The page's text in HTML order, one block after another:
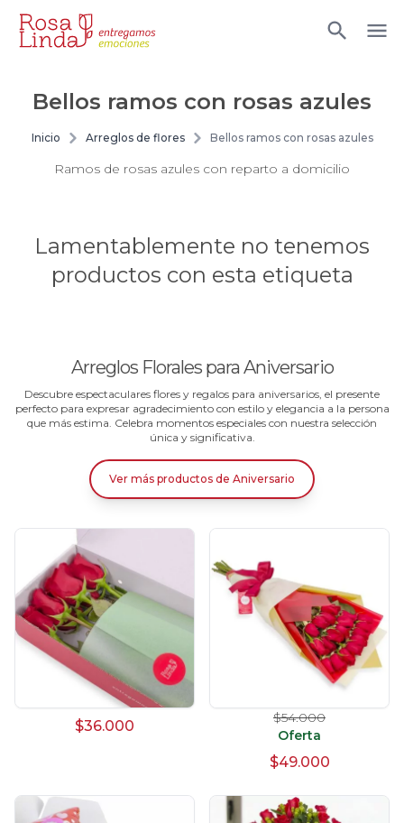
Bellos ramos con rosas azules
Inicio Arreglos de flores Bellos ramos con rosas azules
Ramos de rosas azules con reparto a domicilio
Lamentablemente no tenemos
productos con esta etiqueta
Arreglos Florales para Aniversario
Descubre espectaculares flores y regalos para aniversarios, el presente
perfecto para expresar agradecimiento con estilo y elegancia a la persona
que más estima. Celebra momentos especiales con nuestra selección
única y significativa.
Ver más productos de Aniversario
$36.000
$54.000
Oferta
$49.000